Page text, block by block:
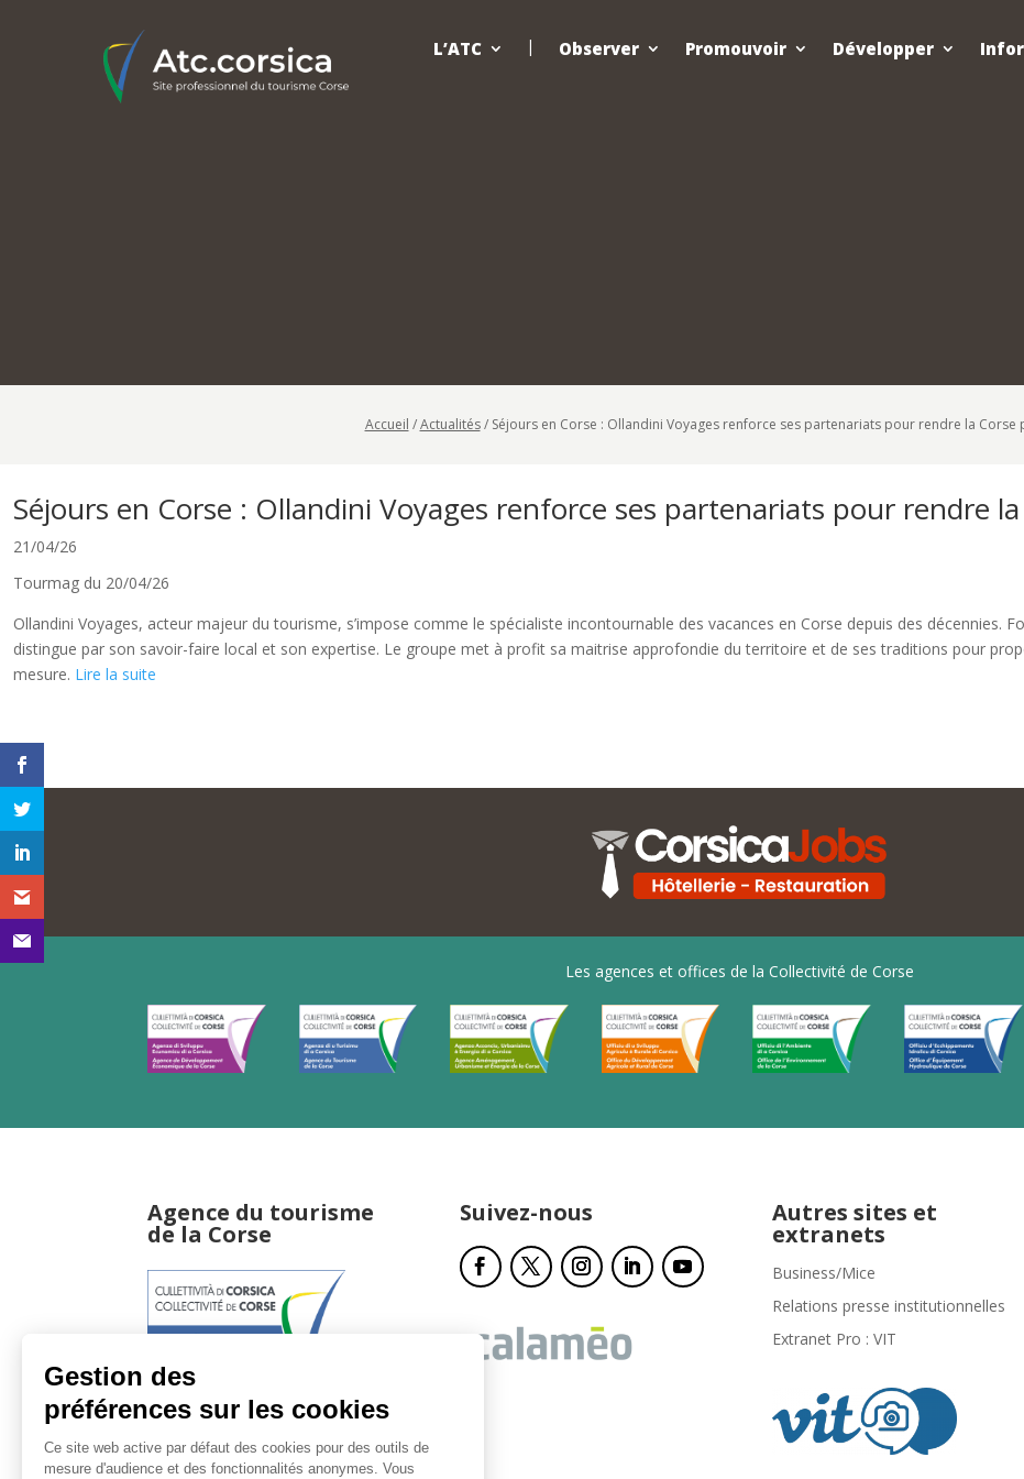
L’ATC Observer Promouvoir Développer
Accueil /Actualités/ Séjours en Corse : Ollandini Voyages renforce ses partenariats pour rendre la Corse
Séjours en Corse : Ollandini Voyages renforce ses partenariats pour rendre
21/04/26
Tourmag du 20/04/26
Ollandini Voyages, acteur majeur du tourisme, s’impose comme le spécialiste incontournable des vacances en Corse depuis des décennies.
distingue par son savoir-faire local et son expertise. Le groupe met à profit sa maitrise approfondie du territoire et de ses traditions pour
mesure. Lire la suite
Les agences et offices de la Collectivité de Corse
Agence du tourisme
de la Corse
17, boulevard du Roi Jérôme
20181 Ajaccio Cedex 01
T : 04 95 51 77 77
Suivez-nous Autres sites et
extranets
Business/Mice
Relations presse institutionnelles
Extranet Pro : VIT